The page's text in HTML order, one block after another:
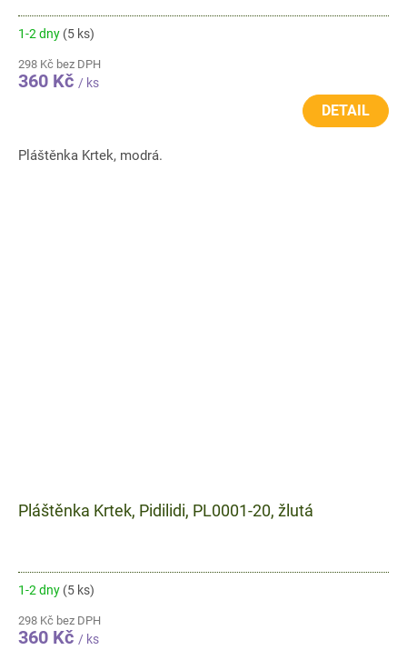
1-2 dny (5 ks)
298 Kč bez DPH
360 Kč / ks
DETAIL
Pláštěnka Krtek, modrá.
Pláštěnka Krtek, Pidilidi, PL0001-20, žlutá
1-2 dny (5 ks)
298 Kč bez DPH
360 Kč / ks